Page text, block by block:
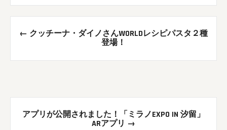
Post
← クッチーナ・ダイノさんWORLDレシピパスタ２種
登場！
アプリが公開されました！「ミラノEXPO IN 汐留」
ARアプリ →